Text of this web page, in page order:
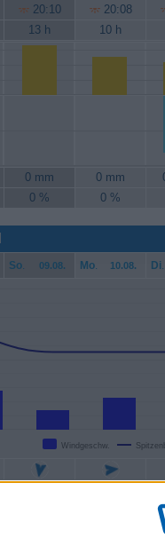
20:10
20:08
13 h 10 h
0 mm 0 mm
0 % 0 %
So. 09.08. Mo. 10.08. Di.
Windgeschw.